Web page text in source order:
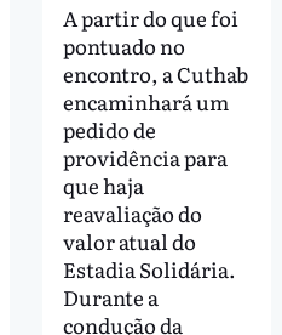
A partir do que foi
pontuado no
encontro, a Cuthab
encaminhará um
pedido de
providência para
que haja
reavaliação do
valor atual do
Estadia Solidária.
Durante a
condução da